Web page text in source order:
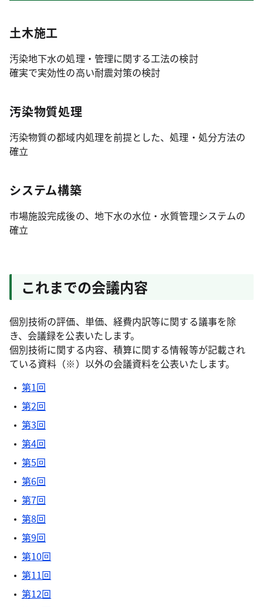
土木施工
汚染地下水の処理・管理に関する工法の検討
確実で実効性の高い耐震対策の検討
汚染物質処理
汚染物質の都域内処理を前提とした、処理・処分方法の
確立
システム構築
市場施設完成後の、地下水の水位・水質管理システムの
確立
これまでの会議内容
個別技術の評価、単価、経費内訳等に関する議事を除
き、会議録を公表いたします。
個別技術に関する内容、積算に関する情報等が記載され
ている資料（※）以外の会議資料を公表いたします。
第1回
第2回
第3回
第4回
第5回
第6回
第7回
第8回
第9回
第10回
第11回
第12回